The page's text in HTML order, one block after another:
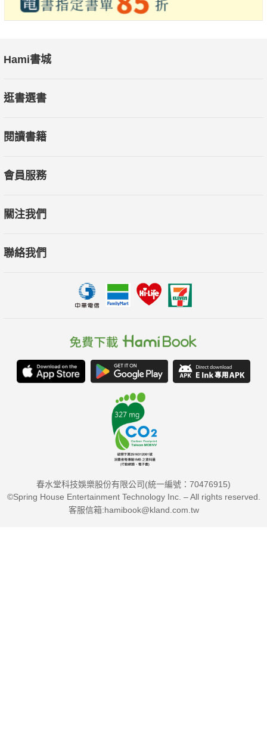
Hami書城
逛書選書
閱讀書籍
會員服務
關注我們
聯絡我們
春水堂科技娛樂股份有限公司(統一編號：70476915)
©Spring House Entertainment Technology Inc. – All rights reserved.
客服信箱:hamibook@kland.com.tw